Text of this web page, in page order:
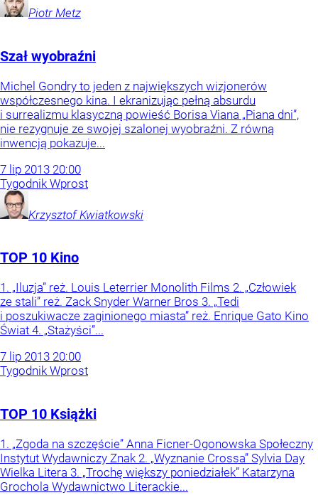
Piotr Metz
Szał wyobraźni
Michel Gondry to jeden z największych wizjonerów
współczesnego kina. I ekranizując pełną absurdu
i surrealizmu klasyczną powieść Borisa Viana „Piana dni”,
nie rezygnuje ze swojej szalonej wyobraźni. Z równą
inwencją pokazuje...
7 lip 2013 20:00
Tygodnik Wprost
Krzysztof Kwiatkowski
TOP 10 Kino
1. „Iluzja” reż. Louis Leterrier Monolith Films 2. „Człowiek
ze stali” reż. Zack Snyder Warner Bros 3. „Tedi
i poszukiwacze zaginionego miasta” reż. Enrique Gato Kino
Świat 4. „Stażyści”...
7 lip 2013 20:00
Tygodnik Wprost
TOP 10 Książki
1. „Zgoda na szczęście” Anna Ficner-Ogonowska Społeczny
Instytut Wydawniczy Znak 2. „Wyznanie Crossa” Sylvia Day
Wielka Litera 3. „Trochę większy poniedziałek” Katarzyna
Grochola Wydawnictwo Literackie...